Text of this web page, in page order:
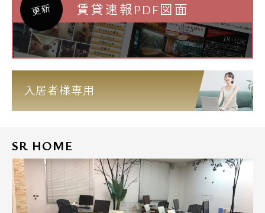
更新 賃貸速報PDF図面
入居者様専用
SR HOME